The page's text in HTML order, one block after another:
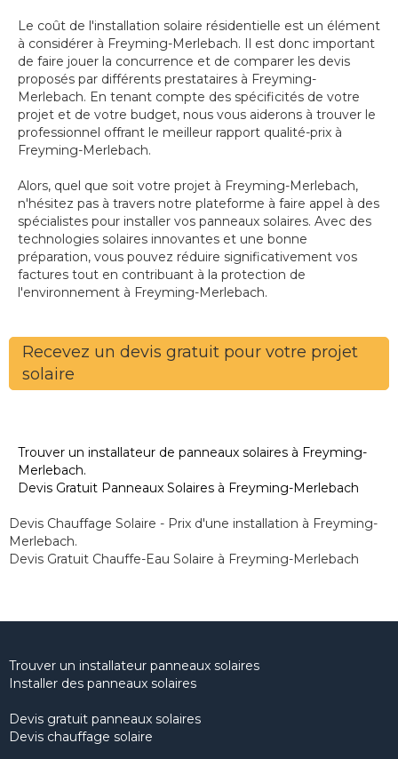
Le coût de l'installation solaire résidentielle est un élément
à considérer à Freyming-Merlebach. Il est donc important
de faire jouer la concurrence et de comparer les devis
proposés par différents prestataires à Freyming-
Merlebach. En tenant compte des spécificités de votre
projet et de votre budget, nous vous aiderons à trouver le
professionnel offrant le meilleur rapport qualité-prix à
Freyming-Merlebach.
Alors, quel que soit votre projet à Freyming-Merlebach,
n'hésitez pas à travers notre plateforme à faire appel à des
spécialistes pour installer vos panneaux solaires. Avec des
technologies solaires innovantes et une bonne
préparation, vous pouvez réduire significativement vos
factures tout en contribuant à la protection de
l'environnement à Freyming-Merlebach.
Recevez un devis gratuit pour votre projet
solaire
Trouver un installateur de panneaux solaires à Freyming-
Merlebach.
Devis Gratuit Panneaux Solaires à Freyming-Merlebach
Devis Chauffage Solaire - Prix d'une installation à Freyming-
Merlebach.
Devis Gratuit Chauffe-Eau Solaire à Freyming-Merlebach
Trouver un installateur panneaux solaires
Installer des panneaux solaires
Devis gratuit panneaux solaires
Devis chauffage solaire